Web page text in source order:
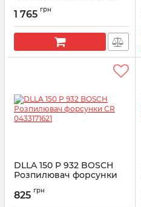
Артикул:
1 765 грн
DLLA 150 P 932 BOSCH
Розпилювач форсунки
Артикул:
825 грн